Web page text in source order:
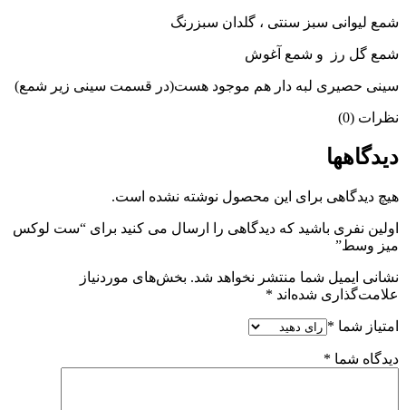
شمع لیوانی سبز سنتی ، گلدان سبزرنگ
شمع گل رز و شمع آغوش
سینی حصیری لبه دار هم موجود هست(در قسمت سینی زیر شمع)
نظرات (0)
دیدگاهها
هیچ دیدگاهی برای این محصول نوشته نشده است.
اولین نفری باشید که دیدگاهی را ارسال می کنید برای “ست لوکس
میز وسط”
نشانی ایمیل شما منتشر نخواهد شد. بخش‌های موردنیاز
علامت‌گذاری شده‌اند *
امتیاز شما *
دیدگاه شما *